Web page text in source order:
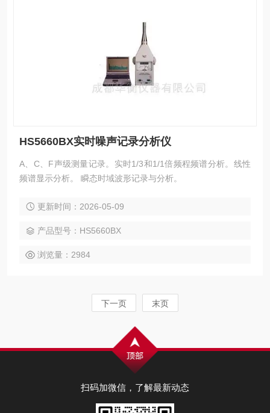
HS5660BX实时噪声记录分析仪
A、C、F声级测量记录。实时1/3和1/1倍频程频谱分析。线性
频谱显示分析。 瞬态时域波形记录与分析。
更新时间：2026-05-09
产品型号：HS5660BX
浏览量：2984
下一页 末页
扫码加微信，了解最新动态